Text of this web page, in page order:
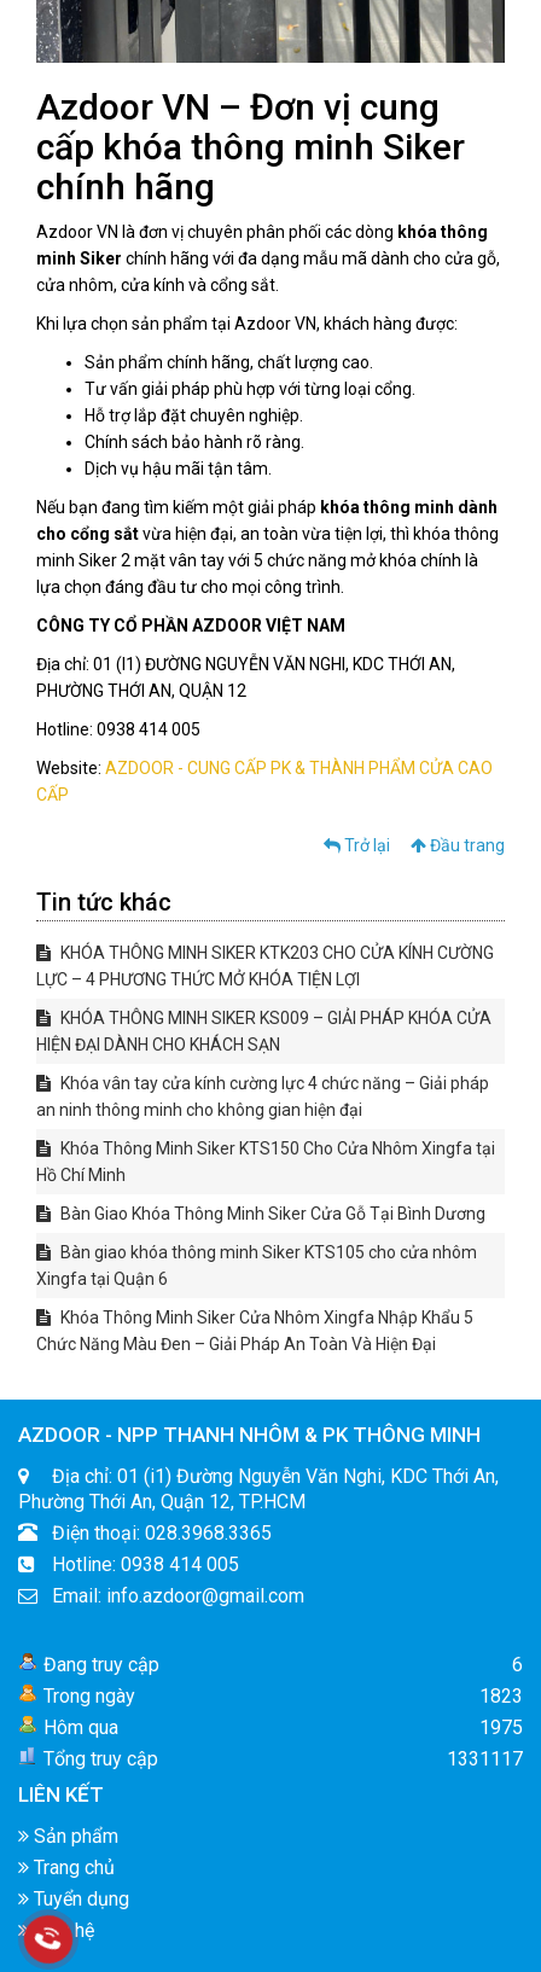
Azdoor VN – Đơn vị cung
cấp khóa thông minh Siker
chính hãng
Azdoor VN là đơn vị chuyên phân phối các dòng khóa thông
minh Siker chính hãng với đa dạng mẫu mã dành cho cửa gỗ,
cửa nhôm, cửa kính và cổng sắt.
Khi lựa chọn sản phẩm tại Azdoor VN, khách hàng được:
Sản phẩm chính hãng, chất lượng cao.
Tư vấn giải pháp phù hợp với từng loại cổng.
Hỗ trợ lắp đặt chuyên nghiệp.
Chính sách bảo hành rõ ràng.
Dịch vụ hậu mãi tận tâm.
Nếu bạn đang tìm kiếm một giải pháp khóa thông minh dành
cho cổng sắtvừa hiện đại, an toàn vừa tiện lợi, thì khóa thông
minh Siker 2 mặt vân tay với 5 chức năng mở khóa chính là
lựa chọn đáng đầu tư cho mọi công trình.
CÔNG TY CỔ PHẦN AZDOOR VIỆT NAM
Địa chỉ: 01 (I1) ĐƯỜNG NGUYỄN VĂN NGHI, KDC THỚI AN,
PHƯỜNG THỚI AN, QUẬN 12
Hotline: 0938 414 005
Website: AZDOOR - CUNG CẤP PK & THÀNH PHẨM CỬA CAO
CẤP
Trở lại Đầu trang
Tin tức khác
KHÓA THÔNG MINH SIKER KTK203 CHO CỬA KÍNH CƯỜNG
LỰC – 4 PHƯƠNG THỨC MỞ KHÓA TIỆN LỢI
KHÓA THÔNG MINH SIKER KS009 – GIẢI PHÁP KHÓA CỬA
HIỆN ĐẠI DÀNH CHO KHÁCH SẠN
Khóa vân tay cửa kính cường lực 4 chức năng – Giải pháp
an ninh thông minh cho không gian hiện đại
Khóa Thông Minh Siker KTS150 Cho Cửa Nhôm Xingfa tại
Hồ Chí Minh
Bàn Giao Khóa Thông Minh Siker Cửa Gỗ Tại Bình Dương
Bàn giao khóa thông minh Siker KTS105 cho cửa nhôm
Xingfa tại Quận 6
Khóa Thông Minh Siker Cửa Nhôm Xingfa Nhập Khẩu 5
Chức Năng Màu Đen – Giải Pháp An Toàn Và Hiện Đại
AZDOOR - NPP THANH NHÔM & PK THÔNG MINH
Địa chỉ: 01 (i1) Đường Nguyễn Văn Nghi, KDC Thới An,
Phường Thới An, Quận 12, TP.HCM
Điện thoại: 028.3968.3365
Hotline: 0938 414 005
Email: info.azdoor@gmail.com
Đang truy cập
6
Trong ngày
1823
Hôm qua
1975
Tổng truy cập
1331117
LIÊN KẾT
Sản phẩm
Trang chủ
Tuyển dụng
Liên hệ